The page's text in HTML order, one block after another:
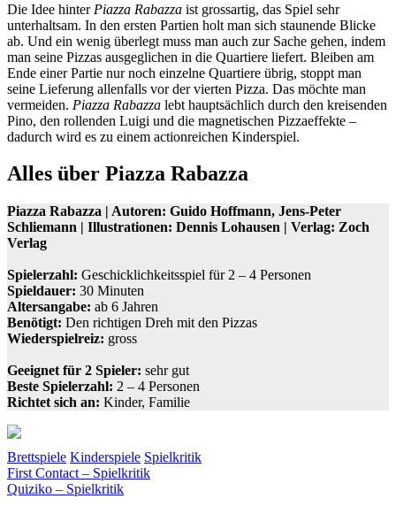
Die Idee hinter Piazza Rabazza ist grossartig, das Spiel sehr
unterhaltsam. In den ersten Partien holt man sich staunende Blicke
ab. Und ein wenig überlegt muss man auch zur Sache gehen, indem
man seine Pizzas ausgeglichen in die Quartiere liefert. Bleiben am
Ende einer Partie nur noch einzelne Quartiere übrig, stoppt man
seine Lieferung allenfalls vor der vierten Pizza. Das möchte man
vermeiden. Piazza Rabazza lebt hauptsächlich durch den kreisenden
Pino, den rollenden Luigi und die magnetischen Pizzaeffekte –
dadurch wird es zu einem actionreichen Kinderspiel.
Alles über Piazza Rabazza
Piazza Rabazza | Autoren: Guido Hoffmann, Jens-Peter
Schliemann | Illustrationen: Dennis Lohausen | Verlag: Zoch
Verlag
Spielerzahl: Geschicklichkeitsspiel für 2 – 4 Personen
Spieldauer: 30 Minuten
Altersangabe: ab 6 Jahren
Benötigt: Den richtigen Dreh mit den Pizzas
Wiederspielreiz: gross
Geeignet für 2 Spieler: sehr gut
Beste Spielerzahl: 2 – 4 Personen
Richtet sich an: Kinder, Familie
Brettspiele Kinderspiele Spielkritik
GeschicklichkeitKinderspiel
Beitragsnavigation
Vorheriger
Beitrag:
First Contact – Spielkritik
Nächster
Quiziko – Spielkritik